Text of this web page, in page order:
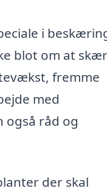
i
blot om at
fremme
med
også råd og
der skal